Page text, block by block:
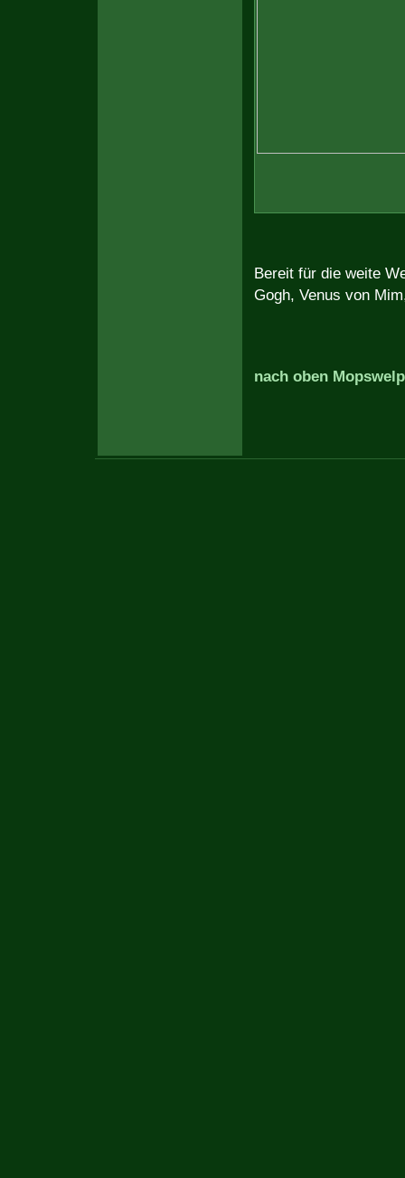
Bereit für die weite
Gogh, Venus von
nach oben